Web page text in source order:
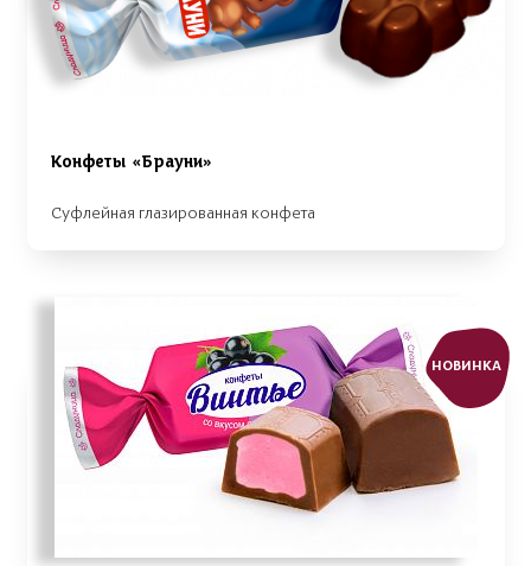
Конфеты «Брауни»
Суфлейная глазированная конфета
НОВИНКА